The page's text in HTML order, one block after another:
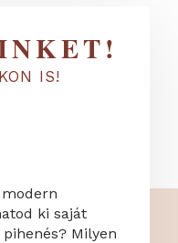
IS!
ki saját
Milyen